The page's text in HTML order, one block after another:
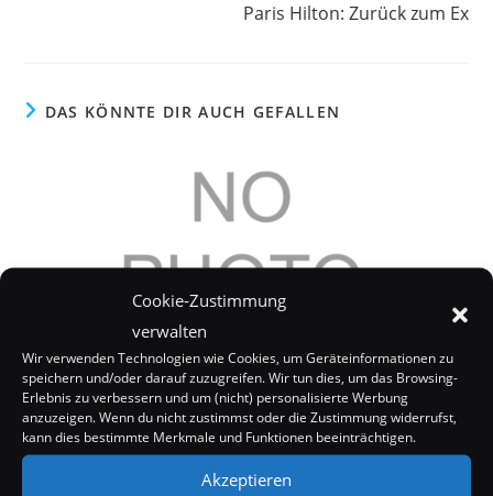
Cookie-Zustimmung
verwalten
Wir verwenden Technologien wie Cookies, um Geräteinformationen zu
speichern und/oder darauf zuzugreifen. Wir tun dies, um das Browsing-
Erlebnis zu verbessern und um (nicht) personalisierte Werbung
anzuzeigen. Wenn du nicht zustimmst oder die Zustimmung widerrufst,
kann dies bestimmte Merkmale und Funktionen beeinträchtigen.
Akzeptieren
Paris Hilton: Zurück zum Ex
DAS KÖNNTE DIR AUCH GEFALLEN
Paris Hilton: Zurück zum Ex?
19. November 2008